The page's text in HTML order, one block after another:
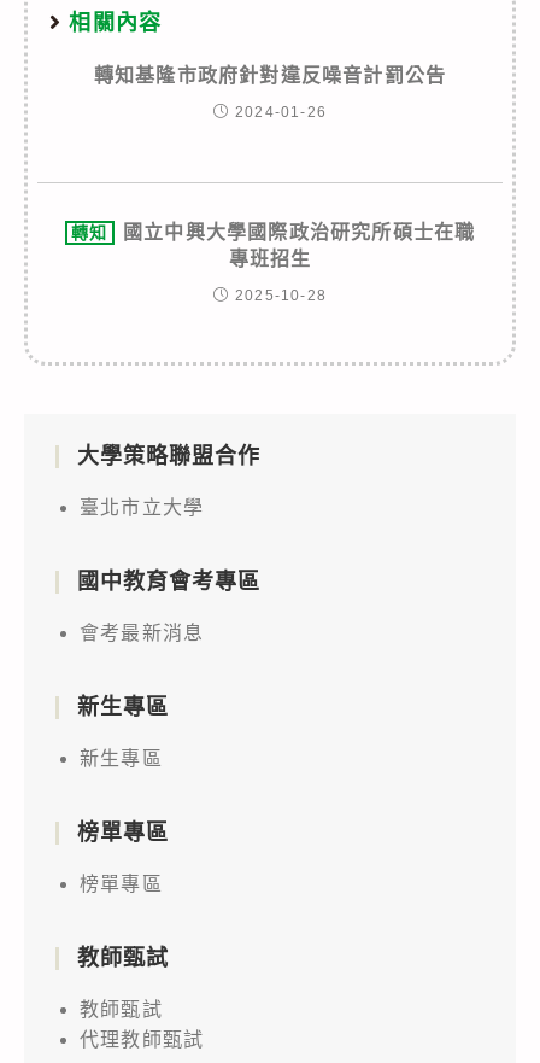
相關內容
轉知基隆市政府針對違反噪音計罰公告
2024-01-26
轉知
國立中興大學國際政治研究所碩士在職
專班招生
2025-10-28
大學策略聯盟合作
臺北市立大學
國中教育會考專區
會考最新消息
新生專區
新生專區
榜單專區
榜單專區
教師甄試
教師甄試
代理教師甄試